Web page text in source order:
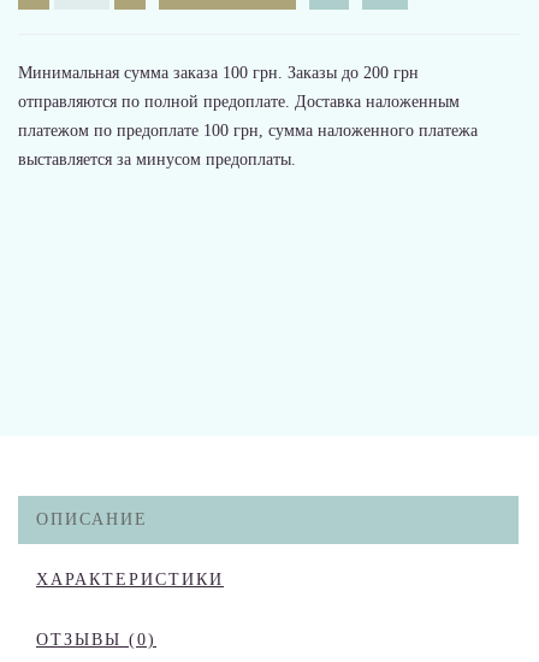
Минимальная сумма заказа 100 грн. Заказы до 200 грн
отправляются по полной предоплате. Доставка наложенным
платежом по предоплате 100 грн, сумма наложенного платежа
выставляется за минусом предоплаты.
ОПИСАНИЕ
ХАРАКТЕРИСТИКИ
ОТЗЫВЫ (0)